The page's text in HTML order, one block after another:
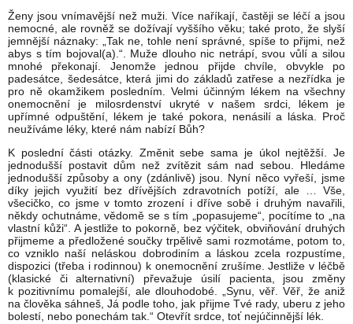
Ženy jsou vnímavější než muži. Více naříkají, častěji se léčí a jsou
nemocné, ale rovněž se dožívají vyššího věku; také proto, že slyší
jemnější náznaky: „Tak ne, tohle není správné, spíše to přijmi, než
abys s tím bojoval(a).“. Muže dlouho nic netrápí, svou vůlí a silou
mnohé překonají. Jenomže jednou přijde chvíle, obvykle po
padesátce, šedesátce, která jimi do základů zatřese a nezřídka je
pro ně okamžikem posledním. Velmi účinným lékem na všechny
onemocnění je milosrdenství ukryté v našem srdci, lékem je
upřímné odpuštění, lékem je také pokora, nenásilí a láska. Proč
neužíváme léky, které nám nabízí Bůh?
K poslední části otázky. Změnit sebe sama je úkol nejtěžší. Je
jednodušší postavit dům než zvítězit sám nad sebou. Hledáme
jednodušší způsoby a ony (zdánlivě) jsou. Nyní něco vyřeší, jsme
díky jejich využití bez dřívějších zdravotních potíží, ale … Vše,
všecičko, co jsme v tomto zrození i dříve sobě i druhým navařili,
někdy ochutnáme, vědomě se s tím „popasujeme“, pocítíme to „na
vlastní kůži“. A jestliže to pokorně, bez výčitek, obviňování druhých
přijmeme a předložené součky trpělivě sami rozmotáme, potom to,
co vzniklo naší neláskou dobrodiním a láskou zcela rozpustíme,
dispozici (třeba i rodinnou) k onemocnění zrušíme. Jestliže v léčbě
(klasické či alternativní) převažuje úsilí pacienta, jsou změny
k pozitivnímu pomalejší, ale dlouhodobé. „Synu, věř. Věř, že aniž
na člověka sáhneš, Já podle toho, jak přijme Tvé rady, uberu z jeho
bolestí, nebo ponechám tak.“ Otevřít srdce, toť nejúčinnější lék.